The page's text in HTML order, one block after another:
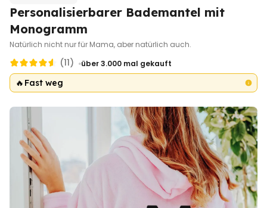
Personalisierbar
Spritz Glas mit Name
Personalisierbare Eierbecher
über 1.200
mal gekauft
Personalisierbar
Personalisierbarer Bierkrug
mit Logo und Gesicht
über 68.600
mal gekauft
39,99 €
Personalisierbarer Bademantel mit
Monogramm
Natürlich nicht nur für Mama, aber natürlich auch.
(11) über 3.000 mal gekauft
🔥 Fast weg